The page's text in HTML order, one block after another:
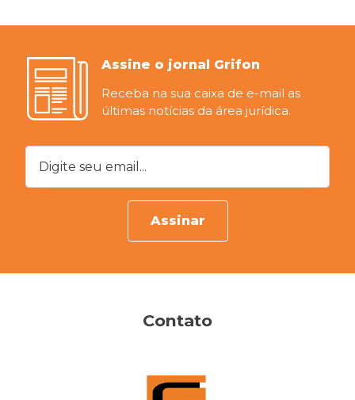
Assine o jornal Grifon
Receba na sua caixa de e-mail as
últimas notícias da área jurídica.
Digite seu email...
Assinar
Contato